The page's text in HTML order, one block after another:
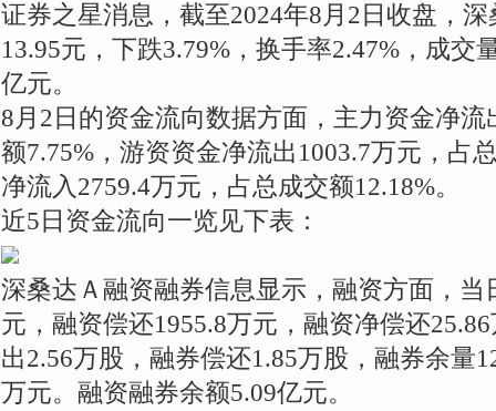
证券之星消息，截至2024年8月2日收盘，
13.95元，下跌3.79%，换手率2.47%，成交
亿元。
8月2日的资金流向数据方面，主力资金净流
额7.75%，游资资金净流出1003.7万元，占
净流入2759.4万元，占总成交额12.18%。
近5日资金流向一览见下表：
深桑达Ａ融资融券信息显示，融资方面，当
元，融资偿还1955.8万元，融资净偿还
出2.56万股，融券偿还1.85万股，融券余量
万元。融资融券余额5.09亿元。